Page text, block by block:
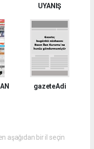
UYANIŞ
gazeteAdi
aşağıdan bir il seçin